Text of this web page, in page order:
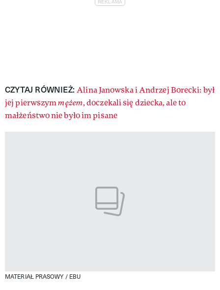
CZYTAJ RÓWNIEŻ:Alina Janowska i Andrzej Borecki: był
jej pierwszymmężem, doczekali się dziecka, ale to
małżeństwo nie było im pisane
MATERIAŁ PRASOWY / EBU